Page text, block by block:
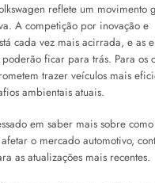
reflete um movimento
A competição por inovação e
cada vez mais acirrada, e as
ficar para trás. Para os
trazer veículos mais
ambientais atuais.
em saber mais sobre como
o mercado automotivo,
as atualizações mais recentes.